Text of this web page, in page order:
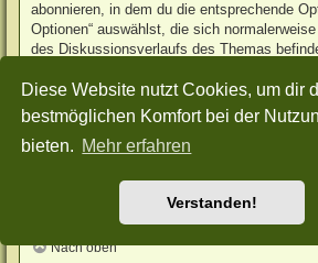
Diese Website nutzt Cookies, um dir
bestmöglichen Komfort bei der
bieten. Mehr erfahren
Verstanden!
abonnieren, in dem du die entsprechende
Optionen“ auswählst, die sich
des Diskussionsverlaufs des Themas
benachrichtigen, sobald eine Antwort
wird das Thema ebenfalls für dich abonniert.
Nach oben
Wie kann ich ein Forum abonnieren?
Um ein Forum zu abonnieren, verwende im
abonnieren“, der sich meist am Ende der
Nach oben